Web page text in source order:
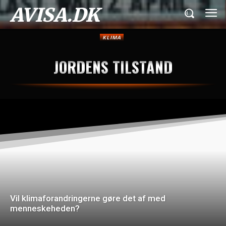
AVISA.DK
KLIMA
JORDENS TILSTAND
Vil klimaforandringerne gøre det af med
menneskeheden?